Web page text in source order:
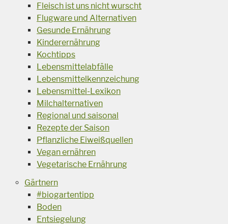
Fleisch ist uns nicht wurscht
Flugware und Alternativen
Gesunde Ernährung
Kinderernährung
Kochtipps
Lebensmittelabfälle
Lebensmittelkennzeichung
Lebensmittel-Lexikon
Milchalternativen
Regional und saisonal
Rezepte der Saison
Pflanzliche Eiweißquellen
Vegan ernähren
Vegetarische Ernährung
Gärtnern
#biogartentipp
Boden
Entsiegelung